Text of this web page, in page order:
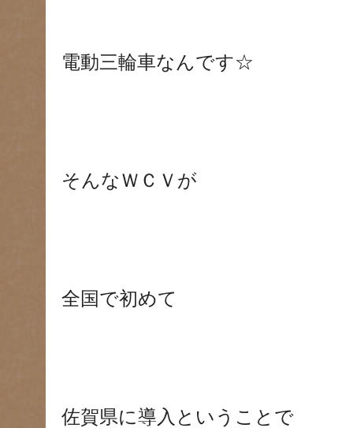
電動三輪車なんです☆
そんなＷＣＶが
全国で初めて
佐賀県に導入ということで